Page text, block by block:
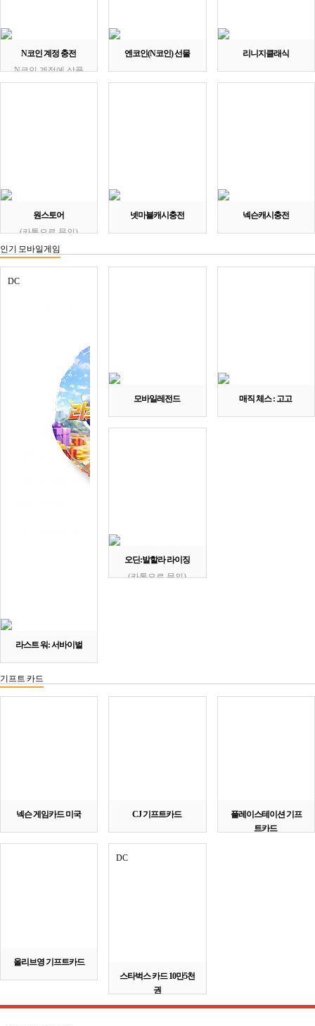
N코인 계정 충전
N코인 계정에 상품
권 충전 3%할인
엔코인(N코인) 선물 리니지클래식
원스토어
(카톡으로 문의)
넷마블캐시충전 넥슨캐시충전
인기 모바일게임
DC
라스트 워: 서바이벌
모바일레전드 매직 체스 : 고고
오딘:발할라 라이징
(카톡으로 문의)
기프트 카드
넥슨 게임카드 미국 CJ 기프트카드
플레이스테이션 기프
트카드
올리브영 기프트카드
DC
스타벅스 카드 10만5천
권
스타벅스 기프트카